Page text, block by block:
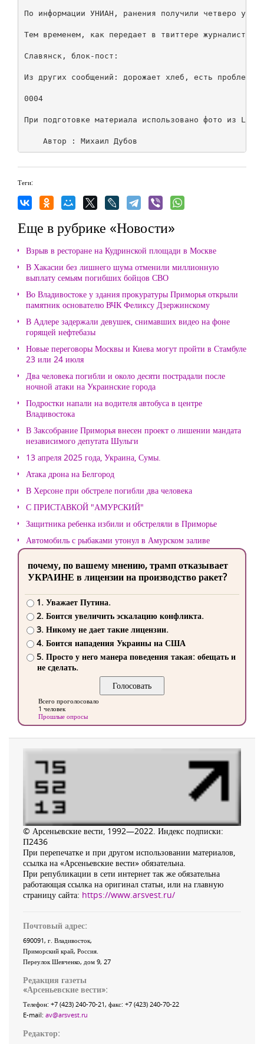
По информации УНИАН, ранения получили четверо
Тем временем, как передает в твиттере журналист
Славянск, блок-пост:
Из других сообщений: дорожает хлеб, есть проблемы
0004
При подготовке материала использовано фото из LJ
Теги:
Еще в рубрике «Новости»
Взрыв в ресторане на Кудринской площади в Москве
В Хакасии без лишнего шума отменили миллионную
выплату семьям погибших бойцов СВО
Во Владивостоке у здания прокуратуры Приморья открыли
памятник основателю ВЧК Феликсу Дзержинскому
В Адлере задержали девушек, снимавших видео на фоне
горящей нефтебазы
Новые переговоры Москвы и Киева могут пройти в Стамбуле
23 или 24 июля
Два человека погибли и около десяти пострадали после
ночной атаки на Украинские города
Подростки напали на водителя автобуса в центре
Владивостока
В Заксобрание Приморья внесен проект о лишении мандата
независимого депутата Шульги
13 апреля 2025 года, Украина, Сумы.
Атака дрона на Белгород
В Херсоне при обстреле погибли два человека
С ПРИСТАВКОЙ "АМУРСКИЙ"
Защитника ребенка избили и обстреляли в Приморье
Автомобиль с рыбаками утонул в Амурском заливе
почему, по вашему мнению, трамп отказывает
УКРАИНЕ в лицензии на производство ракет?
1. Уважает Путина.
2. Боится увеличить эскалацию конфликта.
3. Никому не дает такие лицензии.
4. Боится нападения Украины на США
5. Просто у него манера поведения такая: обещать и
не сделать.
Всего проголосовало
1 человек
Прошлые опросы
© Арсеньевские вести, 1992—2022. Индекс подписки:
П2436
При перепечатке и при другом использовании материалов,
ссылка на «Арсеньевские вести» обязательна.
При републикации в сети интернет так же обязательна
работающая ссылка на оригинал статьи, или на главную
страницу сайта: https://www.arsvest.ru/
Почтовый адрес:
690091, г. Владивосток,
Приморский край, Россия
Переулок Шевченко, дом 9, 27
Редакция газеты
«Арсеньевские вести»:
Телефон: +7 (423) 240-70-21, факс: +7 (423) 240-70-22
E-mail: av@arsvest.ru
Редактор: